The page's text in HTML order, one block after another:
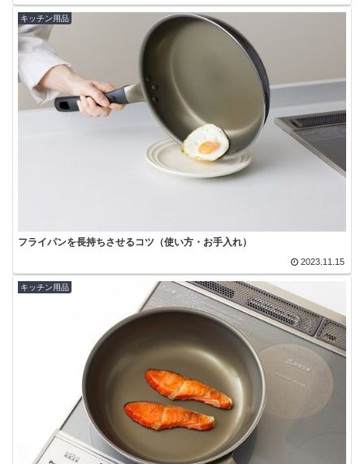
キッチン用品
フライパンを長持ちさせるコツ（使い方・お手入れ）
2023.11.15
キッチン用品